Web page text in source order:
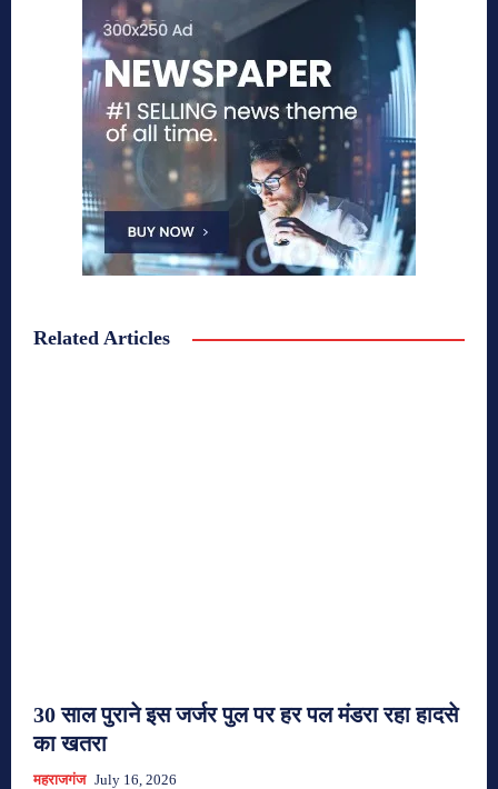
Related Articles
30 साल पुराने इस जर्जर पुल पर हर पल मंडरा रहा हादसे
का खतरा
महराजगंज July 16, 2026